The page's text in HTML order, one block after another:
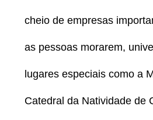
cheio de empresas
as pessoas morarem,
lugares especiais como a
Catedral da Natividade de